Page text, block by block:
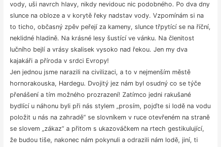
vody, uši navrch hlavy, nikdy nevidouc nic podobného. Po dva dny
slunce na obloze a v korytě řeky nadstav vody. Vzpomínám si na
to ticho, občasný zpěv peřejí za kameny, slunce třpytící se na říční,
neklidné hladině. Na krásné lesy šustící ve vánku. Na členitost
lučního bejlí a vrásy skalisek vysoko nad řekou. Jen my dva
kajakáři a příroda v srdci Evropy!
Jen jednou jsme narazili na civilizaci, a to v nejmenším městě
hornorakouska, Hardegu. Dvojitý jez nám byl osudný co se týče
přenášení a tím možného prozrazení! Zatímco jedni rakušané
bydlící u náhonu byli při nás stylem „prosím, pojďte si lodě na vodu
položit u nás na zahradě“ se slovníkem v ruce otevřeném na straně
se slovem „zákaz“ a přitom s ukazováčkem na rtech gestikulující,
že budou tiše, nakonec nám pokynuli a odrazili nám lodě, jiní, ti